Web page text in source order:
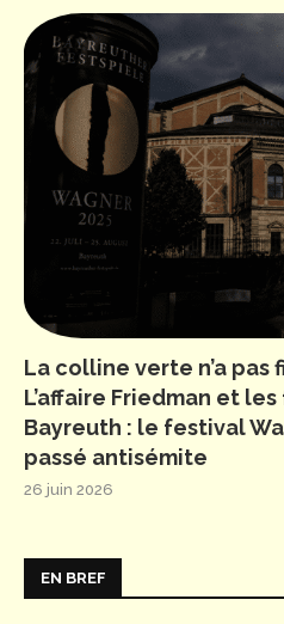
La colline verte n’a pas
L’affaire Friedman et
Bayreuth : le festival
passé antisémite
26 juin 2026
EN BREF